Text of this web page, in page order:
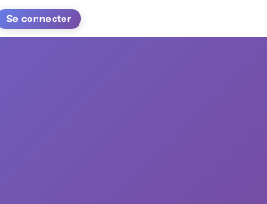
Se connecter